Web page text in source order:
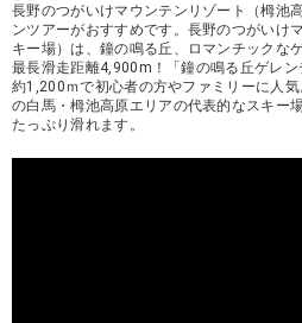
長野のつがいけマウンテンリゾート（栂池
ンツアーがおすすめです。長野のつがいけ
キー場）は、鐘の鳴る丘、ロマンチックな
最長滑走距離4,900m！「鐘の鳴る丘ゲレ
約1,200ｍで初心者の方やファミリーに人
の白馬・栂池高原エリアの代表的なスキー
たっぷり滑れます。